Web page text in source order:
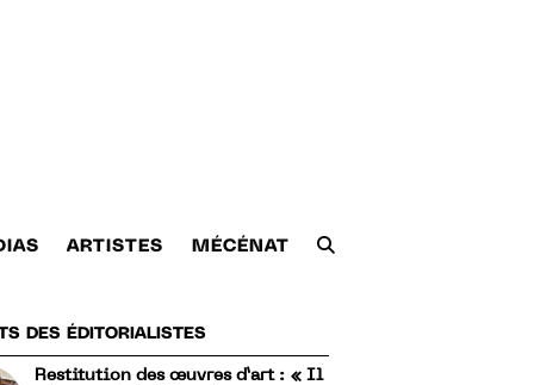
ARTISTES MÉCÉNAT
DES ÉDITORIALISTES
Restitution des œuvres d’art : « Il